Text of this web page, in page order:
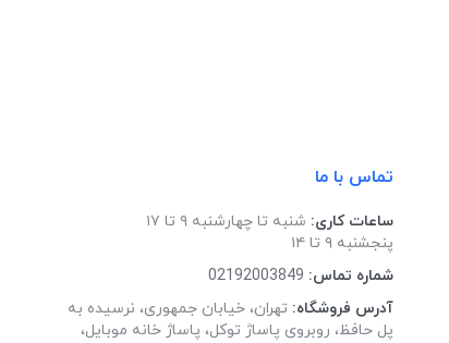
تماس با ما
ساعات کاری: شنبه تا چهارشنبه ۹ تا ۱۷
پنجشنبه ۹ تا ۱۴
شماره تماس: 02192003849
آدرس فروشگاه: تهران، خیابان جمهوری، نرسیده به
پل حافظ، روبروی پاساژ توکل، پاساژ خانه موبایل،